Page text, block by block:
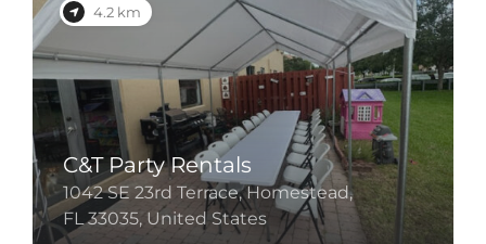
4.2 km
C&T Party Rentals
1042 SE 23rd Terrace, Homestead,
FL 33035, United States